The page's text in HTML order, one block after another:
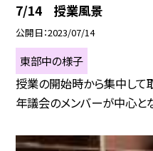
7/14 授業風景
公開日 2023/07/14
東部中の様子
授業の開始時から集中して
年議会のメンバーが中心と